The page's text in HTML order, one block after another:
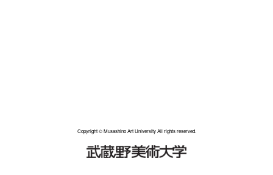
Copyright © Musashino Art University All rights reserved.